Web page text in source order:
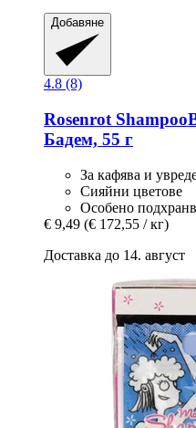
Добавяне
4.8 (8)
Rosenrot
Бадем, 55 г
За кафява и
Сияйни цветове
Особено
€ 9,49 (€ 172,55 / кг)
Доставка до 14. август